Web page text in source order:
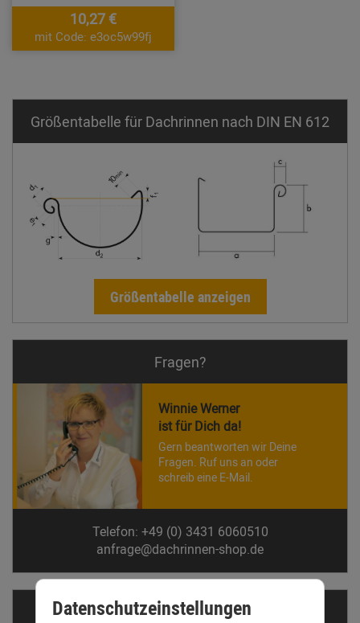
10,27 €
mit Code: e3oc5w99fj
Größentabelle für Dachrinnen nach DIN EN 612
Größentabelle anzeigen
Fragen?
Winnie Werner
ist für Dich da!
Gern beantworten wir Deine
Fragen. Ruf uns an oder
schreib eine E-Mail.
Telefon: +49 (0) 3431 6060510
anfrage@dachrinnen-shop.de
Dachrinnen­ermittler
Datenschutzeinstellungen